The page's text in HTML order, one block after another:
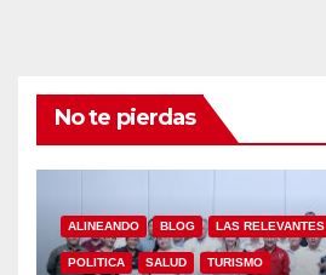
No te pierdas
ALINEANDO BLOG LAS RELEVANTES
POLITICA SALUD TURISMO